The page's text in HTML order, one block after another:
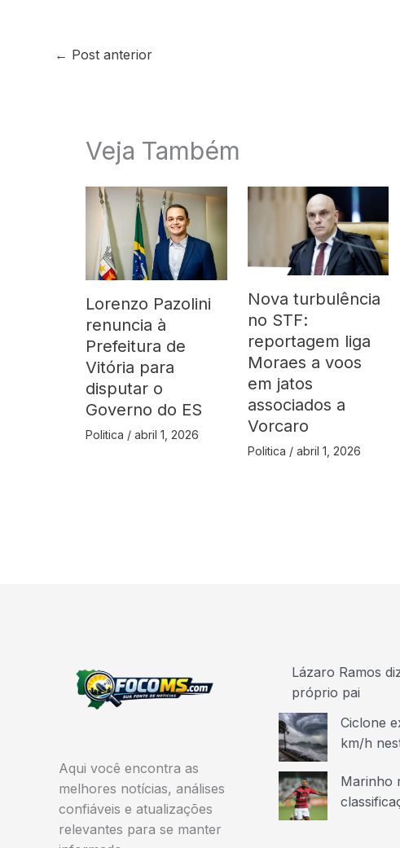
← Post anterior
Veja Também
Lorenzo Pazolini
renuncia à
Prefeitura de
Vitória para
disputar o
Governo do ES
Politica / abril 1, 2026
Nova turbulência
no STF:
reportagem liga
Moraes a voos
em jatos
associados a
Vorcaro
Politica / abril 1, 2026
Aqui você encontra as
melhores notícias, análises
confiáveis e atualizações
relevantes para se manter
Lázaro Ramos
próprio pai
Ciclone
km/h
Marinho